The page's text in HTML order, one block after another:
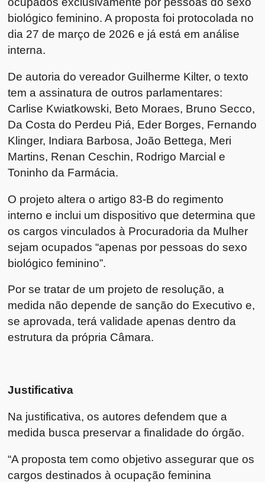
biológico feminino. A proposta foi protocolada no
dia 27 de março de 2026 e já está em análise
interna.
De autoria do vereador Guilherme Kilter, o texto
tem a assinatura de outros parlamentares:
Carlise Kwiatkowski, Beto Moraes, Bruno Secco,
Da Costa do Perdeu Piá, Eder Borges, Fernando
Klinger, Indiara Barbosa, João Bettega, Meri
Martins, Renan Ceschin, Rodrigo Marcial e
Toninho da Farmácia.
O projeto altera o artigo 83-B do regimento
interno e inclui um dispositivo que determina que
os cargos vinculados à Procuradoria da Mulher
sejam ocupados “apenas por pessoas do sexo
biológico feminino”.
Por se tratar de um projeto de resolução, a
medida não depende de sanção do Executivo e,
se aprovada, terá validade apenas dentro da
estrutura da própria Câmara.
Justificativa
Na justificativa, os autores defendem que a
medida busca preservar a finalidade do órgão.
“A proposta tem como objetivo assegurar que os
cargos destinados à ocupação feminina